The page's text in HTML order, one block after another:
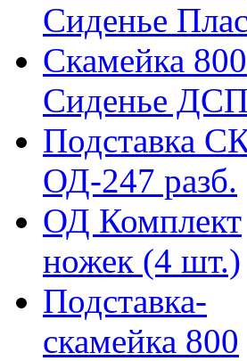
Сиденье
Скамейка 800
Сиденье ДСП
Подставка
ОД-247 разб.
ОД Комплект
ножек (4 шт.)
Подставка-
скамейка 800